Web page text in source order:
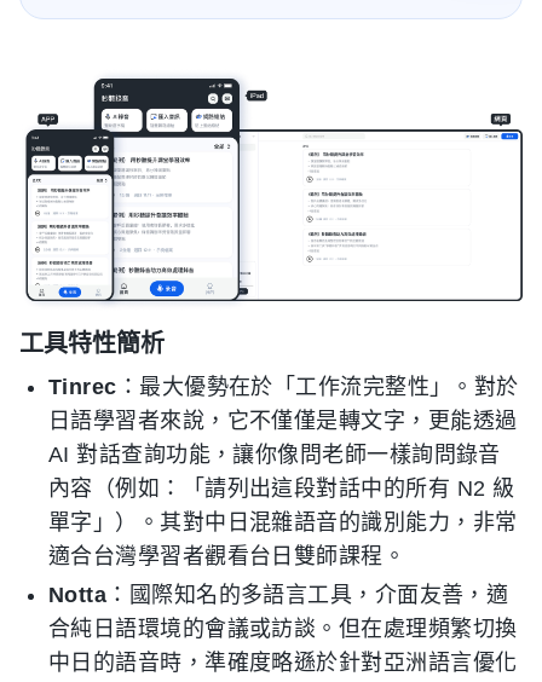
工具特性簡析
Tinrec ：最大優勢在於「工作流完整性」。對於
日語學習者來說，它不僅僅是轉文字，更能透過
AI 對話查詢功能，讓你像問老師一樣詢問錄音
內容（例如：「請列出這段對話中的所有 N2 級
單字」）。其對中日混雜語音的識別能力，非常
適合台灣學習者觀看台日雙師課程。
Notta ：國際知名的多語言工具，介面友善，適
合純日語環境的會議或訪談。但在處理頻繁切換
中日的語音時，準確度略遜於針對亞洲語言優化